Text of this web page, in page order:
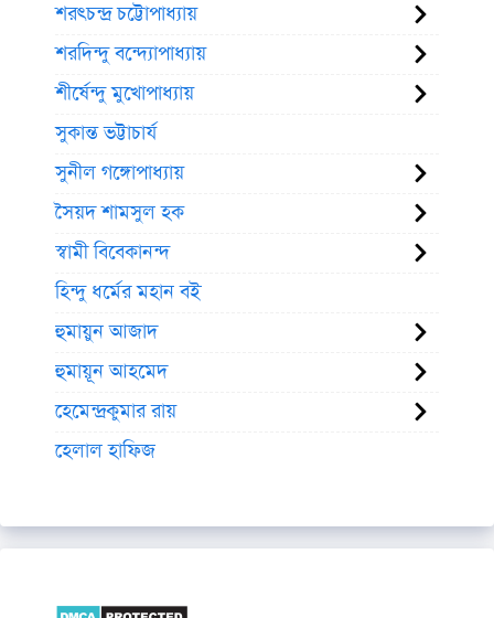
শরৎচন্দ্র চট্টোপাধ্যায়
শরদিন্দু বন্দ্যোপাধ্যায়
শীর্ষেন্দু মুখোপাধ্যায়
সুকান্ত ভট্টাচার্য
সুনীল গঙ্গোপাধ্যায়
সৈয়দ শামসুল হক
স্বামী বিবেকানন্দ
হিন্দু ধর্মের মহান বই
হুমায়ুন আজাদ
হুমায়ূন আহমেদ
হেমেন্দ্রকুমার রায়
হেলাল হাফিজ